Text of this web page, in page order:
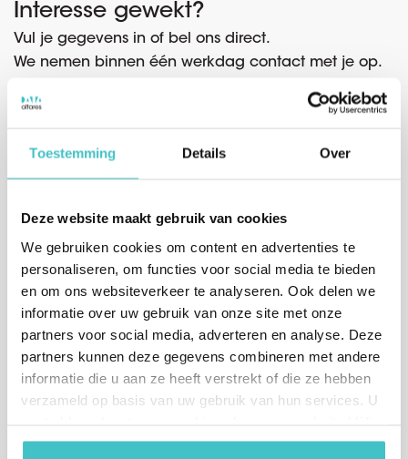
Toestemming Details Over
Deze website maakt gebruik van cookies
We gebruiken cookies om content en advertenties te
personaliseren, om functies voor social media te bieden
en om ons websiteverkeer te analyseren. Ook delen we
informatie over uw gebruik van onze site met onze
partners voor social media, adverteren en analyse. Deze
partners kunnen deze gegevens combineren met andere
informatie die u aan ze heeft verstrekt of die ze hebben
verzameld op basis van uw gebruik van hun services. U
gebruiken.
Interesse gewekt?
Vul je gegevens in of bel ons direct.
We nemen binnen één werkdag contact met je op.
Bedrijfsnaam (begin met typen en selecteer een bedrijf uit de
Aanhef *
Heer Mevrouw
Voornaam *